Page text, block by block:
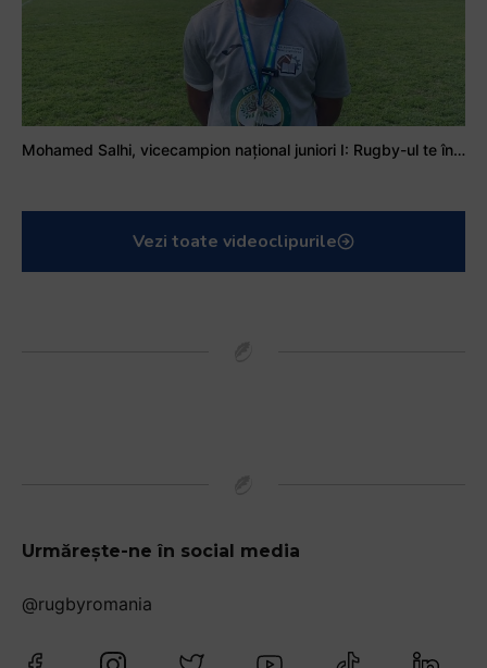
Mohamed Salhi, vicecampion național juniori I: Rugby-ul te învață să accepți și înfrângerile
Vezi toate videoclipurile
Urmărește-ne în social media
@rugbyromania